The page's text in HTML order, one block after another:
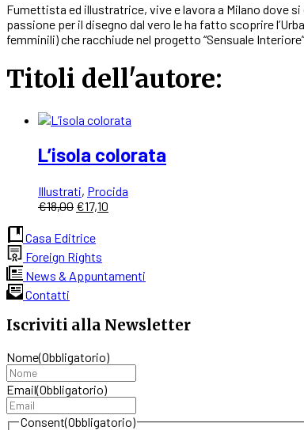
Fumettista ed illustratrice, vive e lavora a Milano dove
passione per il disegno dal vero le ha fatto scoprire
femminili) che racchiude nel progetto “Sensuale
Titoli dell'autore:
L’isola colorata
Illustrati, Procida
€18,00 Il
originale
era:
€18,00.
€17,10
Casa Editrice
Foreign Rights
News & Appuntamenti
Contatti
Iscriviti alla Newsletter
Nome(Obbligatorio)
Email(Obbligatorio)
Consent(Obbligatorio)